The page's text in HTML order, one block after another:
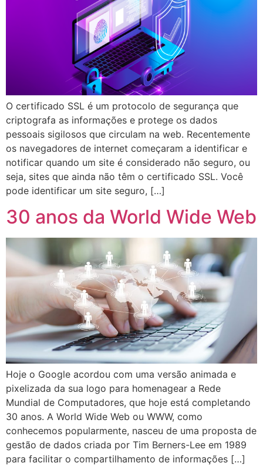
O certificado SSL é um protocolo de segurança que
criptografa as informações e protege os dados
pessoais sigilosos que circulam na web. Recentemente
os navegadores de internet começaram a identificar e
notificar quando um site é considerado não seguro, ou
seja, sites que ainda não têm o certificado SSL. Você
pode identificar um site seguro, […]
30 anos da World Wide Web
Hoje o Google acordou com uma versão animada e
pixelizada da sua logo para homenagear a Rede
Mundial de Computadores, que hoje está completando
30 anos. A World Wide Web ou WWW, como
conhecemos popularmente, nasceu de uma proposta de
gestão de dados criada por Tim Berners-Lee em 1989
para facilitar o compartilhamento de informações […]